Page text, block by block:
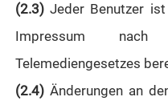
(2.3) Jeder Benutzer
Impressum
Telemediengesetzes
(2.4) Änderungen an